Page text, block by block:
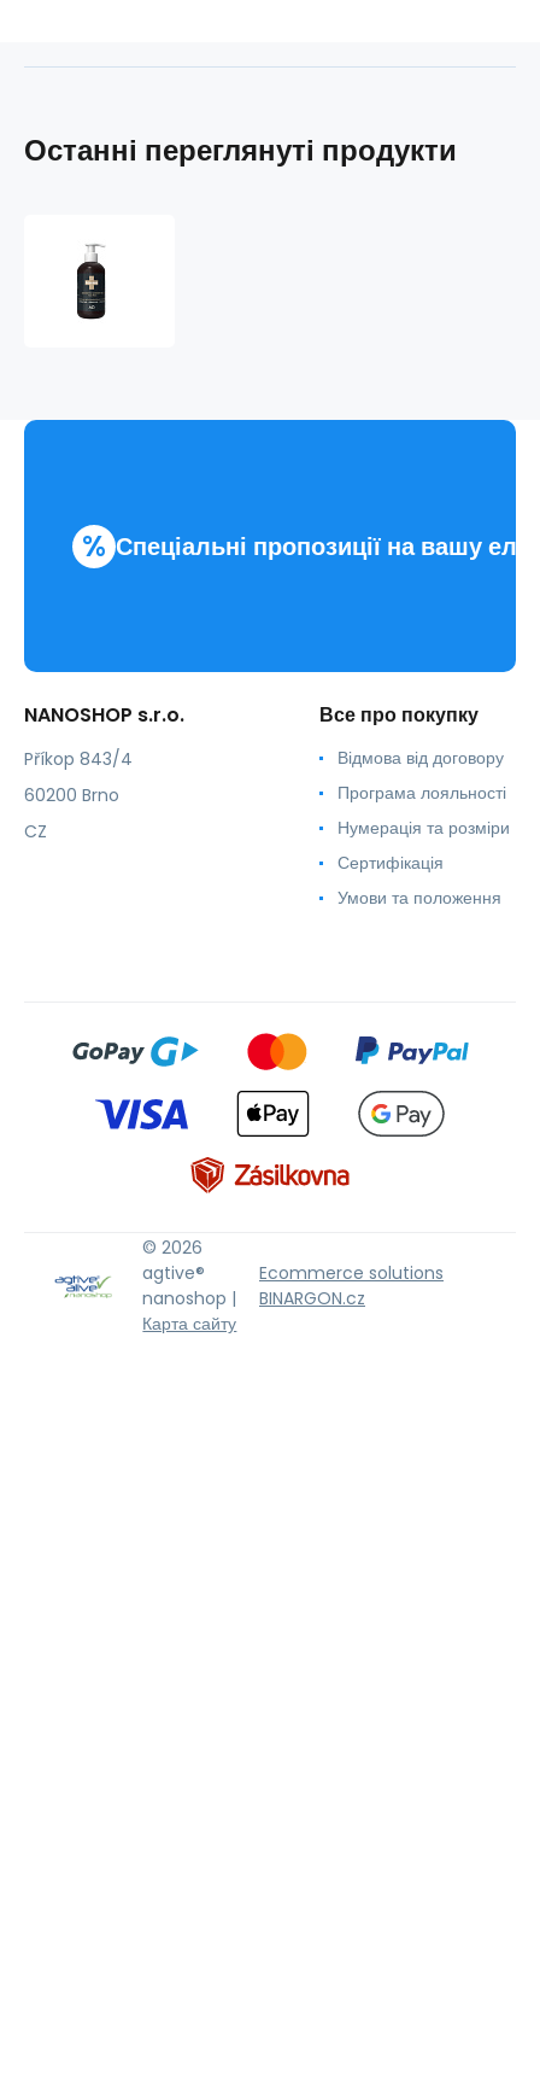
Останні переглянуті продукти
% Спеціальні пропозиції на вашу
NANOSHOP s.r.o.
Příkop 843/4
60200 Brno
CZ
Все про покупку
Відмова від договору
Програма лояльності
Нумерація та розміри
Сертифікація
Умови та положення
© 2026
agtive®
nanoshop |
Карта сайту
Ecommerce solutions
BINARGON.cz